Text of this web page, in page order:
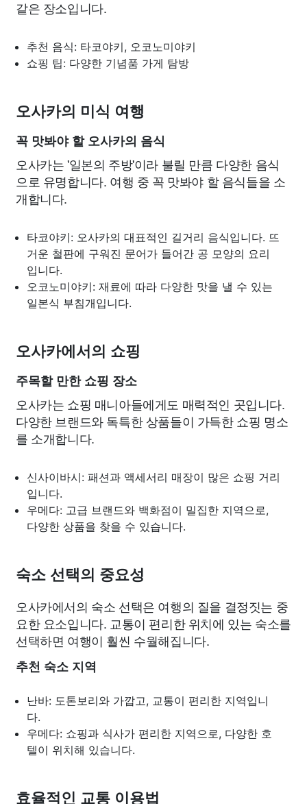
같은 장소입니다.
추천 음식: 타코야키, 오코노미야키
쇼핑 팁: 다양한 기념품 가게 탐방
오사카의 미식 여행
꼭 맛봐야 할 오사카의 음식
오사카는 '일본의 주방'이라 불릴 만큼 다양한 음식
으로 유명합니다. 여행 중 꼭 맛봐야 할 음식들을 소
개합니다.
타코야키: 오사카의 대표적인 길거리 음식입니다. 뜨
거운 철판에 구워진 문어가 들어간 공 모양의 요리
입니다.
오코노미야키: 재료에 따라 다양한 맛을 낼 수 있는
일본식 부침개입니다.
오사카에서의 쇼핑
주목할 만한 쇼핑 장소
오사카는 쇼핑 매니아들에게도 매력적인 곳입니다.
다양한 브랜드와 독특한 상품들이 가득한 쇼핑 명소
를 소개합니다.
신사이바시: 패션과 액세서리 매장이 많은 쇼핑 거리
입니다.
우메다: 고급 브랜드와 백화점이 밀집한 지역으로,
다양한 상품을 찾을 수 있습니다.
숙소 선택의 중요성
오사카에서의 숙소 선택은 여행의 질을 결정짓는 중
요한 요소입니다. 교통이 편리한 위치에 있는 숙소를
선택하면 여행이 훨씬 수월해집니다.
추천 숙소 지역
난바: 도톤보리와 가깝고, 교통이 편리한 지역입니
다.
우메다: 쇼핑과 식사가 편리한 지역으로, 다양한 호
텔이 위치해 있습니다.
효율적인 교통 이용법